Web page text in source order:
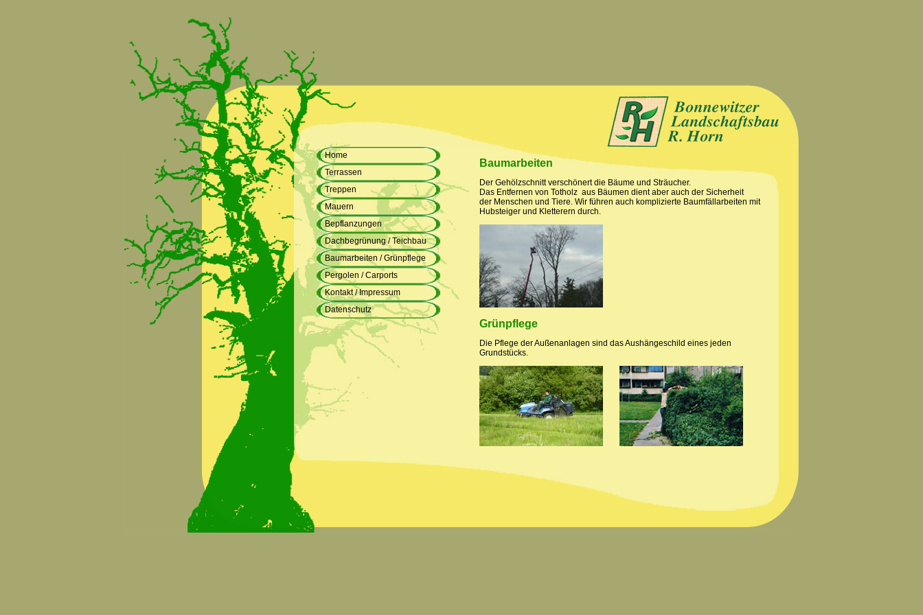
Home
Terrassen
Treppen
Mauern
Bepflanzungen
Dachbegrünung / Teichbau
Baumarbeiten / Grünpflege
Pergolen / Carports
Kontakt / Impressum
Datenschutz
Baumarbeiten
Der Gehölzschnitt verschönert die Bäume und Sträucher.
Das Entfernen von Totholz aus Bäumen dient aber auch der Sicherheit
der Menschen und Tiere. Wir führen auch komplizierte Baumfällarbeiten mit
Hubsteiger und Kletterern durch.
Grünpflege
Die Pflege der Außenanlagen sind das Aushängeschild eines jeden
Grundstücks.